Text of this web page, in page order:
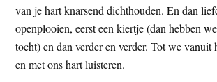
van je hart knarsend dichthouden. En dan
openplooien, eerst een kiertje (dan hebben
tocht) en dan verder en verder. Tot we vanuit
en met ons hart luisteren.